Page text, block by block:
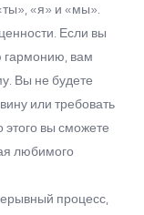
«я» и «мы».
Если вы
гармонию, вам
Вы не будете
или требовать
этого вы сможете
любимого
процесс,